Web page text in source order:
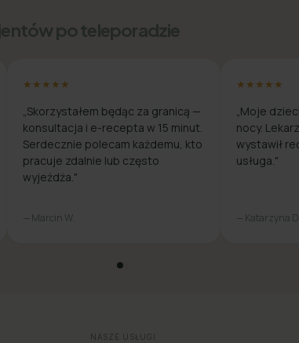
po teleporadzie
★★★★★
„Skorzystałem będąc za granicą —
konsultacja i e-recepta w 15 minut.
Serdecznie polecam każdemu, kto
pracuje zdalnie lub często
wyjeżdża."
— Marcin W.
★★★★★
„Moje
nocy.
wystawił
usługa."
— Katarzyna D.
NASZE USŁUGI